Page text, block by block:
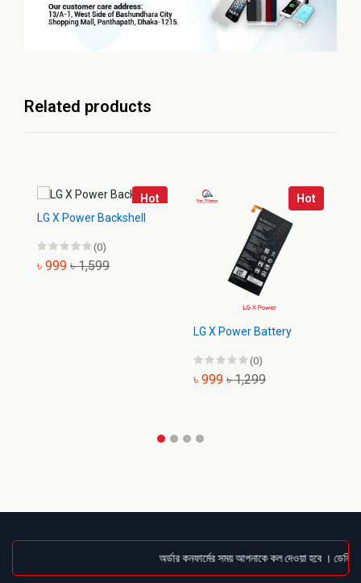
Related products
Hot
LG X Power Backshell
(0)
৳ 999 ৳ 1,599
Hot
LG X Power Battery
(0)
৳ 999 ৳ 1,299
অর্ডার কনফার্মের সময় আপনাকে কল দেওয়া হবে ।